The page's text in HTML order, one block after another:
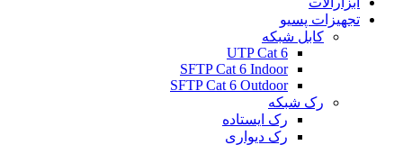
تجهیزات پسیو
کابل شبکه
UTP Cat 6
SFTP Cat 6 Indoor
SFTP Cat 6 Outdoor
رک شبکه
رک ایستاده
رک دیواری